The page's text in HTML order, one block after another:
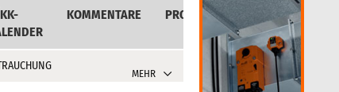
KOMMENTARE PRODUKTE
MEHR